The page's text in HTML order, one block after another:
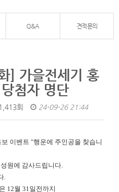
Q&A 견적문의
] 가을전세기 홍
첨자 명단
회 24-09-26 21:44
이벤트 "행운에 주인공을 찾습니
원에 감사드립니다.
.
12월 31일전까지